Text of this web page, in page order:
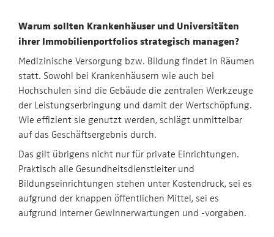
Warum sollten Krankenhäuser und Universitäten
ihrer Immobilienportfolios strategisch managen?
Medizinische Versorgung bzw. Bildung findet in Räumen
statt. Sowohl bei Krankenhäusern wie auch bei
Hochschulen sind die Gebäude die zentralen Werkzeuge
der Leistungserbringung und damit der Wertschöpfung.
Wie effizient sie genutzt werden, schlägt unmittelbar
auf das Geschäftsergebnis durch.
Das gilt übrigens nicht nur für private Einrichtungen.
Praktisch alle Gesundheitsdienstleiter und
Bildungseinrichtungen stehen unter Kostendruck, sei es
aufgrund der knappen öffentlichen Mittel, sei es
aufgrund interner Gewinnerwartungen und -vorgaben.